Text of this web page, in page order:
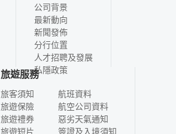
公司背景
最新動向
新聞發佈
分行位置
人才招聘及發展
私隱政策
旅遊服務
旅客須知
旅遊保險
旅遊禮券
旅遊短片
航班資料
航空公司資料
惡劣天氣通知
簽證及入境須知